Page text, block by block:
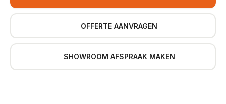
OFFERTE AANVRAGEN
SHOWROOM AFSPRAAK MAKEN